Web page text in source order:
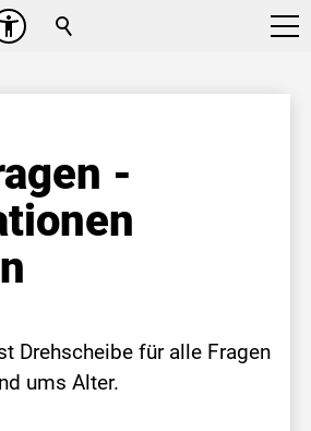
-
Drehscheibe für alle Fragen
ums Alter.